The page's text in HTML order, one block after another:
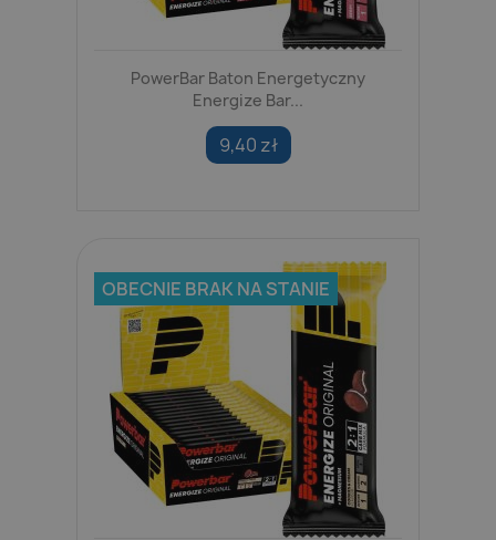
PowerBar Baton Energetyczny
Energize Bar...
9,40 zł
OBECNIE BRAK NA STANIE